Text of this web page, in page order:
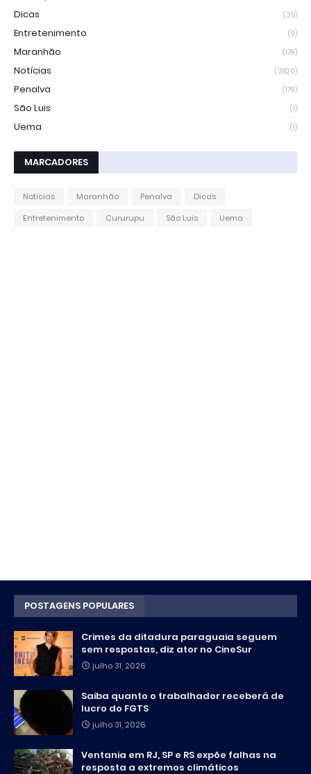
Dicas (35)
Entretenimento (9)
Maranhão (179)
Notícias (3820)
Penalva (179)
São Luis (1)
Uema (1)
MARCADORES
Notícias Maranhão Penalva
Dicas
Entretenimento
Cururupu São Luis Uema
POSTAGENS POPULARES
Crimes da ditadura paraguaia seguem
sem respostas, diz ator no CineSur
julho 31, 2026
Saiba quanto o trabalhador receberá de
lucro do FGTS
julho 31, 2026
Ventania em RJ, SP e RS expõe falhas na
resposta a extremos climáticos